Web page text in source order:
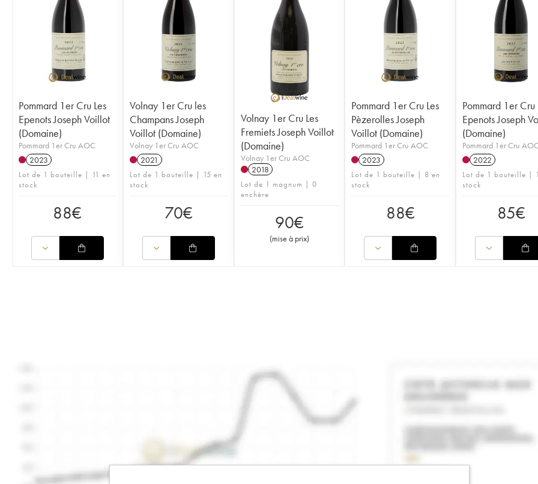
Pommard 1er Cru Les
Epenots Joseph Voillot
(Domaine)
Pommard 1er Cru AOC
2023
Lot de 1 bouteille | 11 en
stock
88€
Volnay 1er Cru les
Champans Joseph
Voillot (Domaine)
Volnay 1er Cru AOC
2021
Lot de 1 bouteille | 15 en
stock
70€
Volnay 1er Cru Les
Fremiets Joseph Voillot
(Domaine)
Volnay 1er Cru AOC
2018
Lot de 1 magnum | 0
enchère
90€
(mise à prix)
Pommard 1er Cru Les
Pèzerolles Joseph
Voillot (Domaine)
Pommard 1er Cru AOC
2023
Lot de 1 bouteille | 8 en
stock
88€
Pommard 1er Cru
Epenots Joseph
(Domaine)
Pommard 1er Cru
2022
Lot de 1 bouteille |
stock
85€